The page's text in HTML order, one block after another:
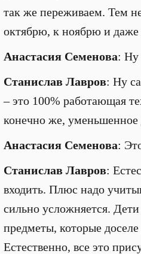
так же переживаем. Тем
октябрю, к ноябрю и
Анастасия Семенова: Ну
Станислав Лавров: Ну
– это 100% работающая
конечно же, уменьшенное
Анастасия Семенова:
Станислав Лавров:
входить. Плюс надо
сильно усложняется. Дети
предметы, которые
Естественно, все это